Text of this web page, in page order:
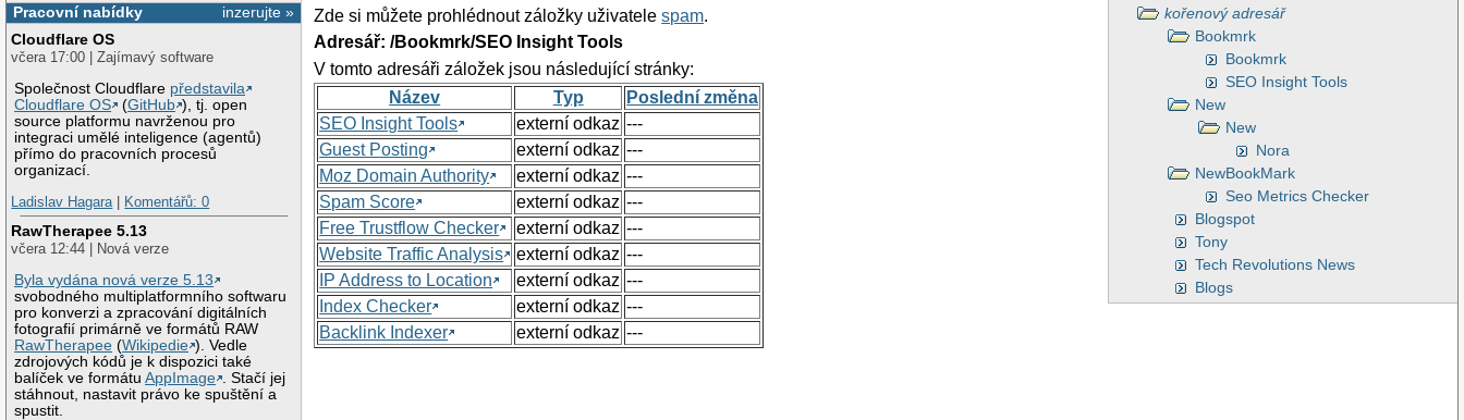
inzerujte »
Pracovní nabídky
Cloudflare OS
včera 17:00 | Zajímavý software
Společnost Cloudflare představila
Cloudflare OS
(GitHub ), tj. open
source platformu navrženou pro
integraci umělé inteligence (agentů)
přímo do pracovních procesů
organizací.
Ladislav Hagara| Komentářů: 0
RawTherapee 5.13
včera 12:44 | Nová verze
Byla vydána nová verze 5.13
svobodného multiplatformního softwaru
pro konverzi a zpracování digitálních
fotografií primárně ve formátů RAW
RawTherapee (Wikipedie ). Vedle
zdrojových kódů je k dispozici také
balíček ve formátuAppImage
. Stačí jej
stáhnout, nastavit právo ke spuštění a
spustit.
kořenový adresář
Bookmrk
Bookmrk
SEO Insight Tools
New
New
Nora
NewBookMark
Seo Metrics Checker
Blogspot
Tony
Tech Revolutions News
Blogs
Zde si můžete prohlédnout záložky uživatelespam.
Adresář: /Bookmrk/SEO Insight Tools
V tomto adresáři záložek jsou následující stránky:
Název
Typ
Poslední změna
SEO Insight Tools
externí odkaz ---
Guest Posting
externí odkaz ---
Moz Domain Authority
externí odkaz ---
Spam Score
externí odkaz ---
Free Trustflow Checker
externí odkaz ---
Website Traffic Analysis
externí odkaz ---
IP Address to Location
externí odkaz ---
Index Checker
externí odkaz ---
Backlink Indexer
externí odkaz ---